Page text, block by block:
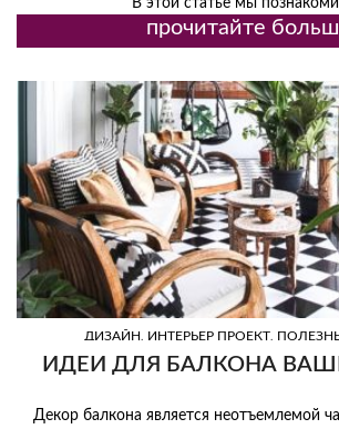
прочитайте
ДИЗАЙН, ИНТЕРЬЕР ПРОЕКТ,
ИДЕИ ДЛЯ БАЛКОНА
Декор балкона является неотъемлемой